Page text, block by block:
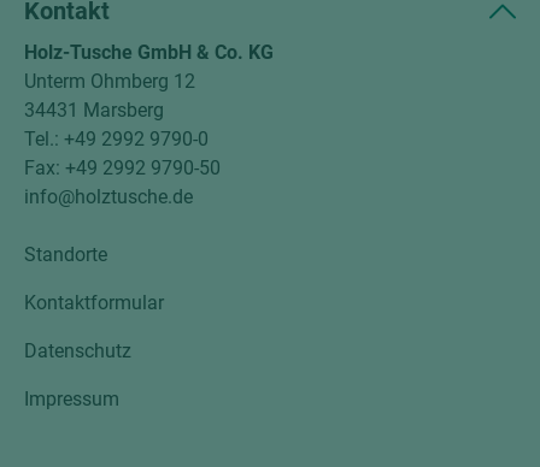
Kontakt
Holz-Tusche GmbH & Co. KG
Unterm Ohmberg 12
34431 Marsberg
Tel.: +49 2992 9790-0
Fax: +49 2992 9790-50
info@holztusche.de
Standorte
Kontaktformular
Datenschutz
Impressum